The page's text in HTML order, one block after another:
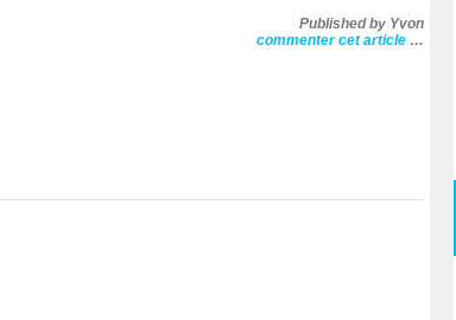
Published by Yvon
commenter cet article …